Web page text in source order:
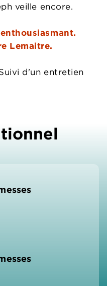
veille encore.
Lemaitre.
d'un entretien